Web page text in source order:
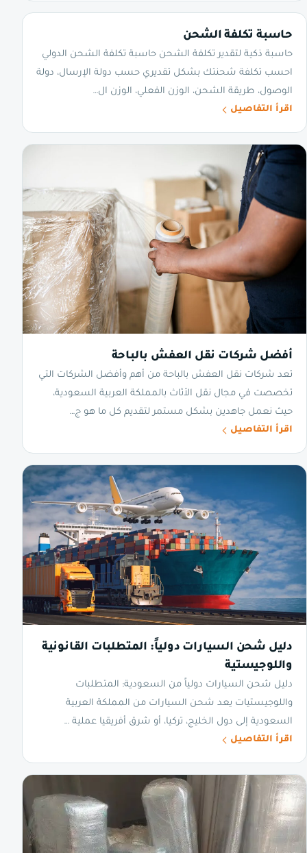
حاسبة تكلفة الشحن
حاسبة ذكية لتقدير تكلفة الشحن حاسبة تكلفة الشحن الدولي
احسب تكلفة شحنتك بشكل تقديري حسب دولة الإرسال، دولة
الوصول، طريقة الشحن، الوزن الفعلي، الوزن ال…
اقرأ التفاصيل
أفضل شركات نقل العفش بالباحة
تعد شركات نقل العفش بالباحة من أهم وأفضل الشركات التي
تخصصت في مجال نقل الأثاث بالمملكة العربية السعودية،
حيث نعمل جاهدين بشكل مستمر لتقديم كل ما هو ج…
اقرأ التفاصيل
دليل شحن السيارات دولياً: المتطلبات القانونية
واللوجيستية
دليل شحن السيارات دولياً من السعودية: المتطلبات
واللوجيستيات يعد شحن السيارات من المملكة العربية
السعودية إلى دول الخليج، تركيا، أو شرق أفريقيا عملية …
اقرأ التفاصيل